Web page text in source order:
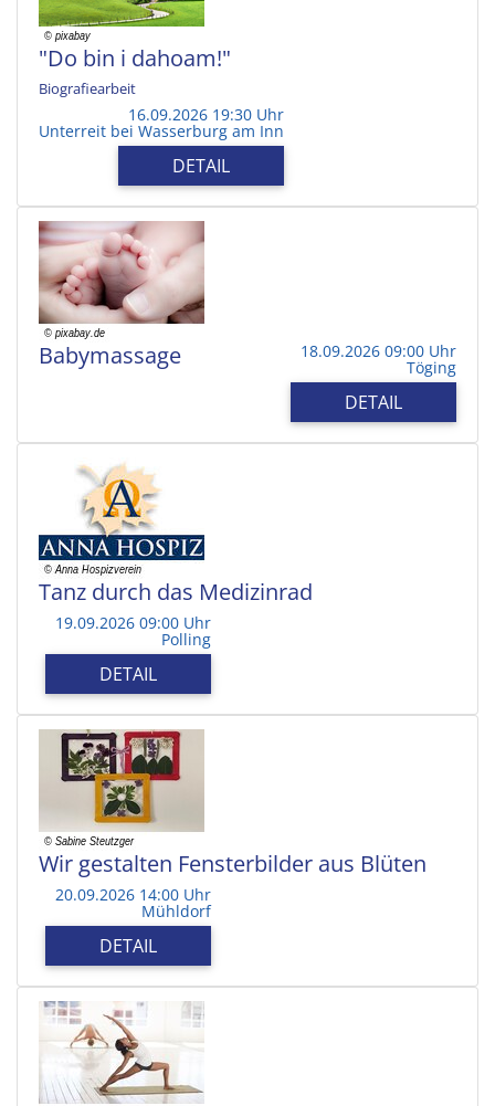
"Do bin i dahoam!"
Biografiearbeit
16.09.2026 19:30 Uhr
Unterreit bei Wasserburg am Inn
DETAIL
Babymassage 18.09.2026 09:00 Uhr
Töging
DETAIL
Tanz durch das Medizinrad
19.09.2026 09:00 Uhr
Polling
DETAIL
Wir gestalten Fensterbilder aus Blüten
20.09.2026 14:00 Uhr
Mühldorf
DETAIL